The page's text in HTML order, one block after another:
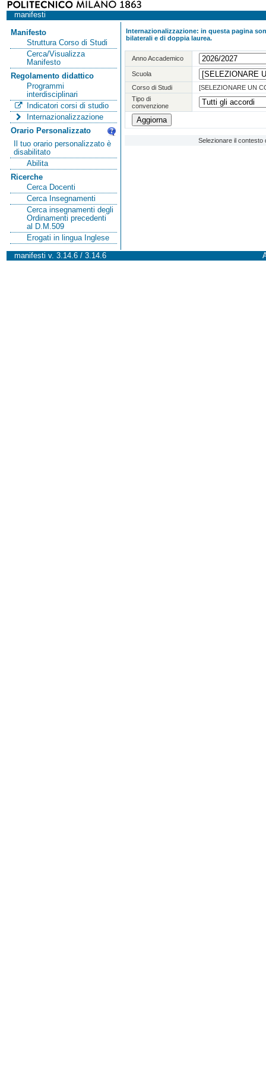
manifesti
Manifesto
Struttura Corso di Studi
Cerca/Visualizza
Manifesto
Regolamento didattico
Programmi
interdisciplinari
Indicatori corsi di studio
Internazionalizzazione
Orario Personalizzato
Il tuo orario personalizzato è
disabilitato
Abilita
Ricerche
Cerca Docenti
Cerca Insegnamenti
Cerca insegnamenti degli
Ordinamenti precedenti
al D.M.509
Erogati in lingua Inglese
Internazionalizzazione: in questa pagina
bilaterali e di doppia laurea.
Anno Accademico
Scuola
Corso di Studi
[SELEZIONARE UN
Tipo di
convenzione
Selezionare il
manifesti v. 3.14.6 / 3.14.6